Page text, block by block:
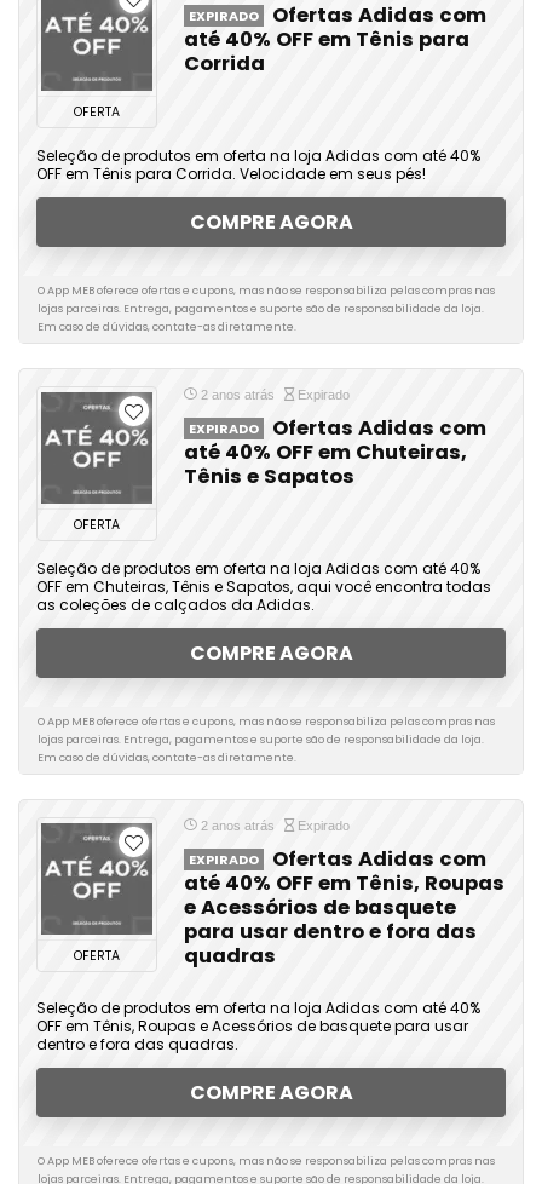
OFERTA
EXPIRADO
Ofertas Adidas com
até 40% OFF em Tênis para
Corrida
Seleção de produtos em oferta na loja Adidas com até 40%
OFF em Tênis para Corrida. Velocidade em seus pés!
COMPRE AGORA
O App MEB oferece ofertas e cupons, mas não se responsabiliza pelas compras nas
lojas parceiras. Entrega, pagamentos e suporte são de responsabilidade da loja.
Em caso de dúvidas, contate-as diretamente.
OFERTA
2 anos atrás Expirado
EXPIRADO
Ofertas Adidas com
até 40% OFF em Chuteiras,
Tênis e Sapatos
Seleção de produtos em oferta na loja Adidas com até 40%
OFF em Chuteiras, Tênis e Sapatos, aqui você encontra todas
as coleções de calçados da Adidas.
COMPRE AGORA
O App MEB oferece ofertas e cupons, mas não se responsabiliza pelas compras nas
lojas parceiras. Entrega, pagamentos e suporte são de responsabilidade da loja.
Em caso de dúvidas, contate-as diretamente.
OFERTA
2 anos atrás Expirado
EXPIRADO
Ofertas Adidas com
até 40% OFF em Tênis, Roupas
e Acessórios de basquete
para usar dentro e fora das
quadras
Seleção de produtos em oferta na loja Adidas com até 40%
OFF em Tênis, Roupas e Acessórios de basquete para usar
dentro e fora das quadras.
COMPRE AGORA
O App MEB oferece ofertas e cupons, mas não se responsabiliza pelas compras nas
lojas parceiras. Entrega, pagamentos e suporte são de responsabilidade da loja.